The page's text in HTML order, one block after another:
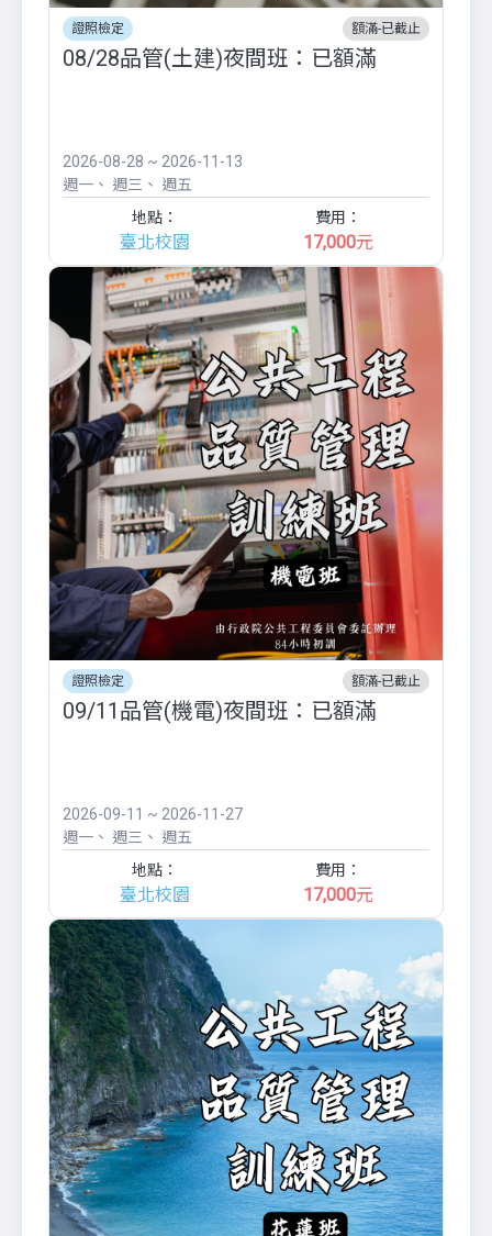
證照檢定 額滿-已截止
08/28品管(土建)夜間班：已額滿
2026-08-28 ~ 2026-11-13
週一
週三
週五
地點：
臺北校園
費用：
17,000元
證照檢定 額滿-已截止
09/11品管(機電)夜間班：已額滿
2026-09-11 ~ 2026-11-27
週一
週三
週五
地點：
臺北校園
費用：
17,000元